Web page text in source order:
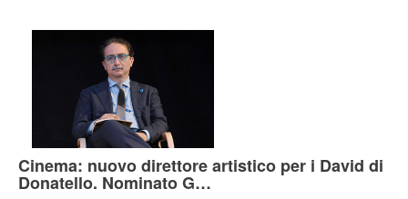
Cinema: nuovo direttore artistico per i David di
Donatello. Nominato G…